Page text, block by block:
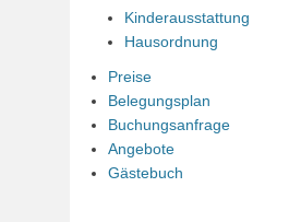
Kinderausstattung
Hausordnung
Preise
Belegungsplan
Buchungsanfrage
Angebote
Gästebuch